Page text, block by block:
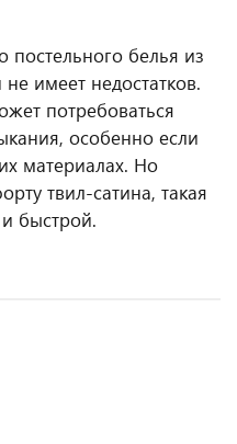
постельного белья из
имеет недостатков.
потребоваться
особенно если
материалах. Но
твил-сатина, такая
быстрой.